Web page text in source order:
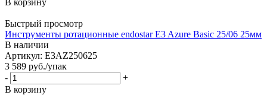
Быстрый просмотр
Инструменты ротационные endostar E3 Azure Basic 25/06 25мм
В наличии
Артикул: E3AZ250625
3 589 руб./упак
-
+
В корзину